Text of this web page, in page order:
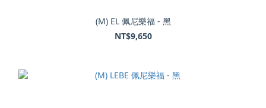
(M) EL 佩尼樂福 - 黑
NT$9,650